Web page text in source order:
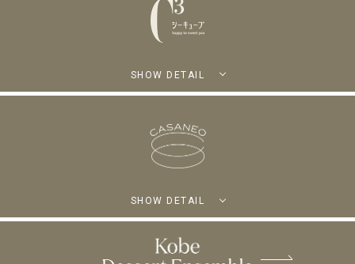
SHOW DETAIL
SHOW DETAIL